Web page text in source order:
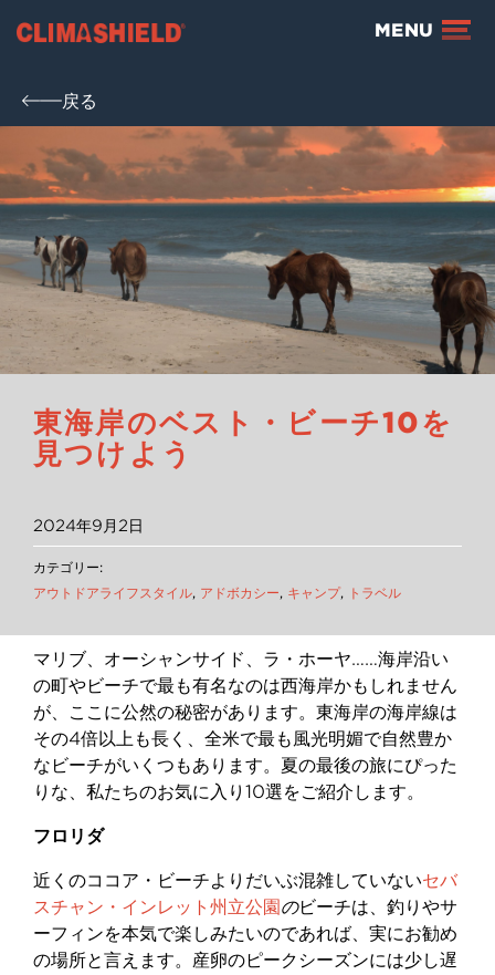
Climashield® MENU
戻る
東海岸のベスト・ビーチ10を
見つけよう
2024年9月2日
カテゴリー:
アウトドアライフスタイル, アドボカシー, キャンプ, トラベル
マリブ、オーシャンサイド、ラ・ホーヤ……海岸沿い
の町やビーチで最も有名なのは西海岸かもしれません
が、ここに公然の秘密があります。東海岸の海岸線は
その4倍以上も長く、全米で最も風光明媚で自然豊か
なビーチがいくつもあります。夏の最後の旅にぴった
りな、私たちのお気に入り10選をご紹介します。
フロリダ
近くのココア・ビーチよりだいぶ混雑していないセバ
スチャン・インレット州立公園のビーチは、釣りやサ
ーフィンを本気で楽しみたいのであれば、実にお勧め
の場所と言えます。産卵のピークシーズンには少し遅